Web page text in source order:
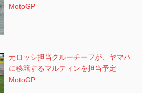
MotoGP
元ロッシ担当クルーチーフが、ヤマハ
に移籍するマルティンを担当予定
MotoGP